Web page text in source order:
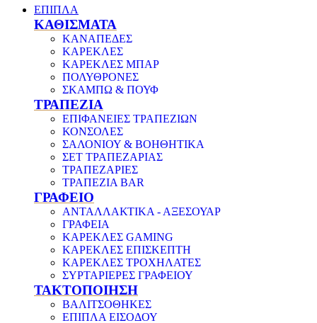
ΕΠΙΠΛΑ
ΚΑΘΙΣΜΑΤΑ
ΚΑΝΑΠΕΔΕΣ
ΚΑΡΕΚΛΕΣ
ΚΑΡΕΚΛΕΣ ΜΠΑΡ
ΠΟΛΥΘΡΟΝΕΣ
ΣΚΑΜΠΩ & ΠΟΥΦ
ΤΡΑΠΕΖΙΑ
ΕΠΙΦΑΝΕΙΕΣ ΤΡΑΠΕΖΙΩΝ
ΚΟΝΣΟΛΕΣ
ΣΑΛΟΝΙΟΥ & ΒΟΗΘΗΤΙΚΑ
ΣΕΤ ΤΡΑΠΕΖΑΡΙΑΣ
ΤΡΑΠΕΖΑΡΙΕΣ
ΤΡΑΠΕΖΙΑ BAR
ΓΡΑΦΕΙΟ
ΑΝΤΑΛΛΑΚΤΙΚΑ - ΑΞΕΣΟΥΑΡ
ΓΡΑΦΕΙΑ
ΚΑΡΕΚΛΕΣ GAMING
ΚΑΡΕΚΛΕΣ ΕΠΙΣΚΕΠΤΗ
ΚΑΡΕΚΛΕΣ ΤΡΟΧΗΛΑΤΕΣ
ΣΥΡΤΑΡΙΕΡΕΣ ΓΡΑΦΕΙΟΥ
ΤΑΚΤΟΠΟΙΗΣΗ
ΒΑΛΙΤΣΟΘΗΚΕΣ
ΕΠΙΠΛΑ ΕΙΣΟΔΟΥ